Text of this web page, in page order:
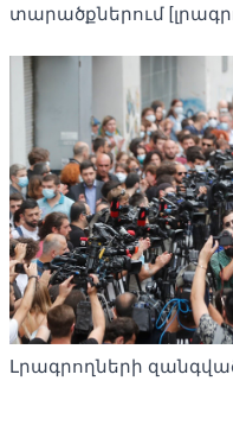
տարածքներում
Լրագրողների